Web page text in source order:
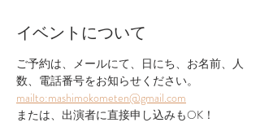
イベントについて
ご予約は、メールにて、日にち、お名前、人
数、電話番号をお知らせください。
mailto:mashimokometen@gmail.com
または、出演者に直接申し込みもOK！